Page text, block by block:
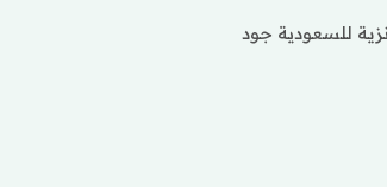
للسعودية جود